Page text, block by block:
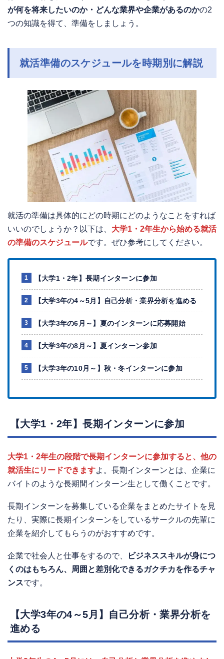
が何を将来したいのか・どんな業界や企業があるのかの2
つの知識を得て、準備をしましょう。
就活準備のスケジュールを時期別に解説
就活の準備は具体的にどの時期にどのようなことをすれば
いいのでしょうか？以下は、 大学1・2年生から始める就活
の準備のスケジュールです。ぜひ参考にしてください。
【大学1・2年】長期インターンに参加
【大学3年の4～5月】自己分析・業界分析を進める
【大学3年の6月～】夏のインターンに応募開始
【大学3年の8月～】夏インターン参加
【大学3年の10月～】秋・冬インターンに参加
【大学1・2年】長期インターンに参加
大学1・2年生の段階で長期インターンに参加すると、他の
就活生にリードできますよ。長期インターンとは、企業に
バイトのような長期間インターン生として働くことです。
長期インターンを募集している企業をまとめたサイトを見
たり、実際に長期インターンをしているサークルの先輩に
企業を紹介してもらうのがおすすめです。
企業で社会人と仕事をするので、
ビジネススキルが身につ
くのはもちろん、周囲と差別化できるガクチカを作るチャ
ンスです。
【大学3年の4～5月】自己分析・業界分析を
進める